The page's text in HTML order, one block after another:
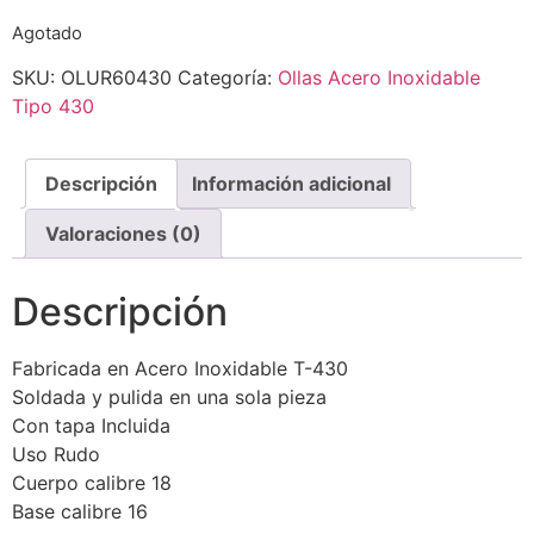
Agotado
SKU: OLUR60430 Categoría: Ollas Acero Inoxidable
Tipo 430
Descripción Información adicional
Valoraciones (0)
Descripción
Fabricada en Acero Inoxidable T-430
Soldada y pulida en una sola pieza
Con tapa Incluida
Uso Rudo
Cuerpo calibre 18
Base calibre 16